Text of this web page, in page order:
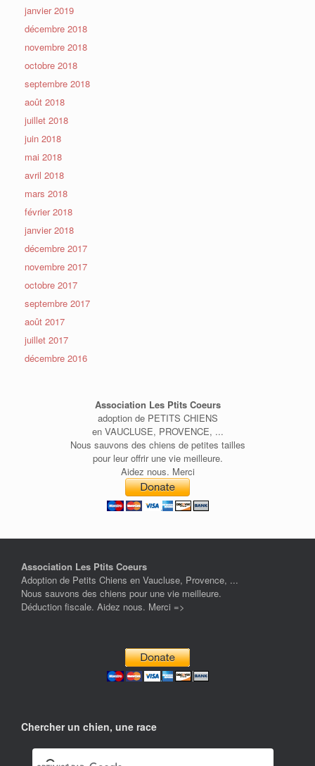
janvier 2019
décembre 2018
novembre 2018
octobre 2018
septembre 2018
août 2018
juillet 2018
juin 2018
mai 2018
avril 2018
mars 2018
février 2018
janvier 2018
décembre 2017
novembre 2017
octobre 2017
septembre 2017
août 2017
juillet 2017
décembre 2016
Association Les Ptits Coeurs
adoption de PETITS CHIENS
en VAUCLUSE, PROVENCE, ...
Nous sauvons des chiens de petites tailles
pour leur offrir une vie meilleure.
Aidez nous. Merci
Association Les Ptits Coeurs
Adoption de Petits Chiens en Vaucluse, Provence, ...
Nous sauvons des chiens pour une vie meilleure.
Déduction fiscale. Aidez nous. Merci =>
Chercher un chien, une race